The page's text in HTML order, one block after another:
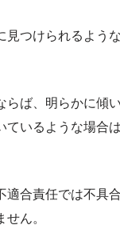
見つけられるよう
らば、明らかに傾
ているような場合
適合責任では不具
ん。